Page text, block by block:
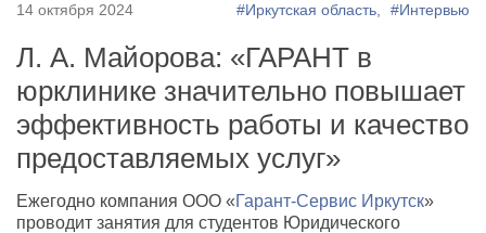
14 октября 2024 #Иркутская область, #Интервью
Л. А. Майорова: «ГАРАНТ в
юрклинике значительно повышает
эффективность работы и качество
предоставляемых услуг»
Ежегодно компания ООО «Гарант-Сервис Иркутск»
проводит занятия для студентов Юридического